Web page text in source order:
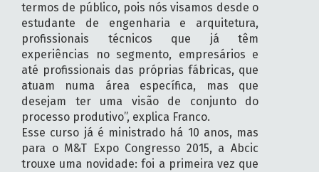
termos de público, pois nós visamos desde o
estudante de engenharia e arquitetura,
profissionais técnicos que já têm
experiências no segmento, empresários e
até profissionais das próprias fábricas, que
atuam numa área específica, mas que
desejam ter uma visão de conjunto do
processo produtivo”, explica Franco.
Esse curso já é ministrado há 10 anos, mas
para o M&T Expo Congresso 2015, a Abcic
trouxe uma novidade: foi a primeira vez que